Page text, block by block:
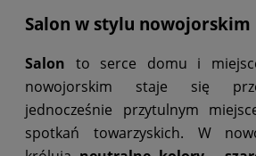
Salon w stylu nowojorskim
Salon to serce domu i
nowojorskim staje się
jednocześnie przytulnym
spotkań towarzyskich. W